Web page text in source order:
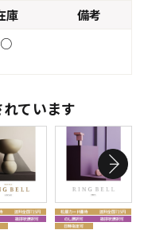
庫
備考
○
ています